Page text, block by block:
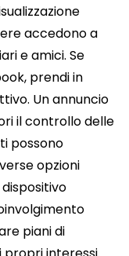
accedono a
e amici. Se
prendi in
Un annuncio
il controllo delle
possono
opzioni
piani di